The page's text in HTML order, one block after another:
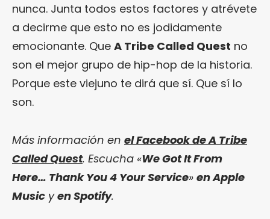
nunca. Junta todos estos factores y atrévete
a decirme que esto no es jodidamente
emocionante. Que A Tribe Called Quest no
son el mejor grupo de hip-hop de la historia.
Porque este viejuno te dirá que sí. Que sí lo
son.
Más información en el Facebook de A Tribe
Called Quest. Escucha «We Got It From
Here… Thank You 4 Your Service» en Apple
Music yen Spotify.